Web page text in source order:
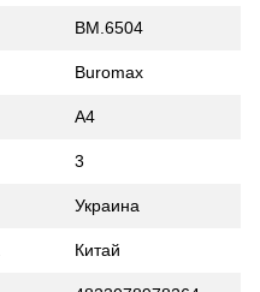
BM.6504
Buromax
A4
3
Украина
Китай